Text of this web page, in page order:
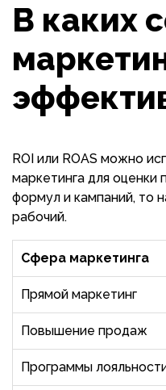
В каких
ROI или ROAS можно
маркетинга для
формул и кампаний, то
рабочий.
Сфера маркетинга
Прямой маркетинг
Повышение продаж
Программы